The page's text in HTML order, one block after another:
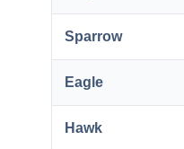
Sparrow
Eagle
Hawk